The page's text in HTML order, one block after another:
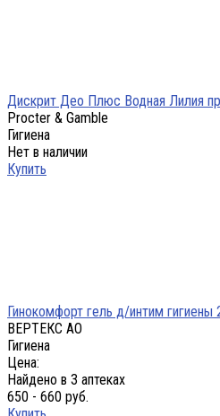
Дискрит Део Плюс Водная Лилия
Procter & Gamble
Гигиена
Нет в наличии
Купить
Гинокомфорт гель д/интим гигиены
ВЕРТЕКС АО
Гигиена
Цена:
Найдено в 3 аптеках
650 - 660 руб.